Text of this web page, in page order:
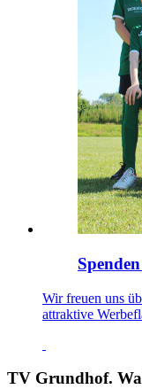
Wir freuen uns
attraktive
TV Grundhof.